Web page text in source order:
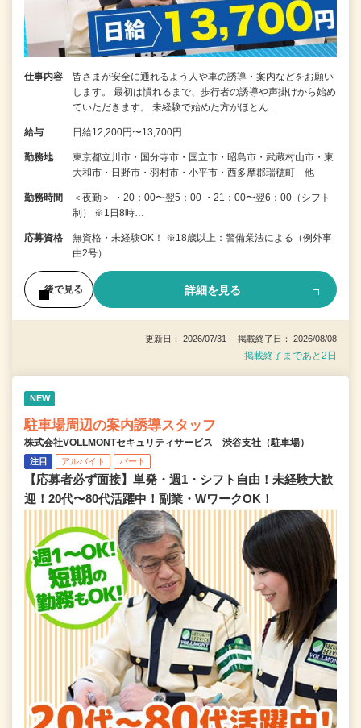
仕事内容
皆さまが安全に通れるよう人や車の誘導・案内などをお願い
します。 最初は慣れるまで、歩行者の誘導や声掛けから始め
ていただきます。 未経験で始めた方がほとん…
給与 日給12,200円〜13,700円
勤務地
東京都立川市・国分寺市・国立市・昭島市・武蔵村山市・東
大和市・日野市・羽村市・小平市・西多摩郡瑞穂町 他
勤務時間
＜夜勤＞ ・20：00〜翌5：00 ・21：00〜翌6：00（シフト
制） ※1日8時…
応募資格
無資格・未経験OK！ ※18歳以上：警備業法による（例外事
由2号）
後で見る 詳細を見る
更新日： 2026/07/31 掲載終了日： 2026/08/08
掲載終了まであと2日
NEW
駐車場周辺の案内誘導スタッフ
株式会社VOLLMONTセキュリティサービス 渋谷支社（駐車場）
注目 アルバイト パート
【応募者必ず面接】単発・週1・シフト自由！未経験大歓
迎！20代〜80代活躍中！副業・WワークOK！